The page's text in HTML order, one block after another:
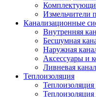
Измельчители
Канализационные
Внутренняя
Бесшумная
Наружная
Аксессуары и
Ливневая
Теплоизоляция
Теплоизоляция
Теплоизоляция